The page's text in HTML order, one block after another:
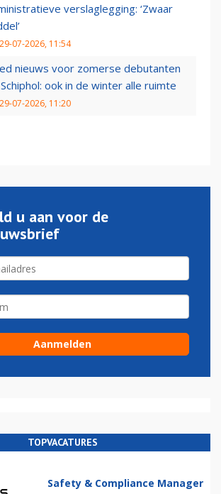
verslaglegging: ‘Zwaar
29-07-2026, 11:54
nieuws voor zomerse debutanten
ook in de winter alle ruimte
29-07-2026, 11:20
u aan voor de
TOPVACATURES
Safety & Compliance Manager